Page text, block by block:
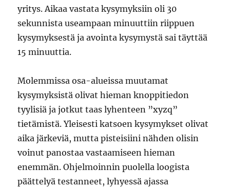
yritys. Aikaa vastata kysymyksiin oli 30
sekunnista useampaan minuuttiin riippuen
kysymyksestä ja avointa kysymystä sai täyttää
15 minuuttia.
Molemmissa osa-alueissa muutamat
kysymyksistä olivat hieman knoppitiedon
tyylisiä ja jotkut taas lyhenteen ”xyzq”
tietämistä. Yleisesti katsoen kysymykset olivat
aika järkeviä, mutta pisteisiini nähden olisin
voinut panostaa vastaamiseen hieman
enemmän. Ohjelmoinnin puolella loogista
päättelyä testanneet, lyhyessä ajassa